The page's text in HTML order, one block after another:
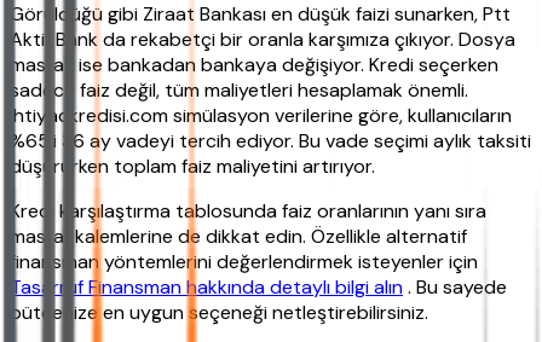
Görüldüğü gibi Ziraat Bankası en düşük faizi sunarken, Ptt
Aktif Bank da rekabetçi bir oranla karşımıza çıkıyor. Dosya
masrafı ise bankadan bankaya değişiyor. Kredi seçerken
sadece faiz değil, tüm maliyetleri hesaplamak önemli.
ihtiyackredisi.com simülasyon verilerine göre, kullanıcıların
%65'i 36 ay vadeyi tercih ediyor. Bu vade seçimi aylık taksiti
düşürürken toplam faiz maliyetini artırıyor.
Kredi karşılaştırma tablosunda faiz oranlarının yanı sıra
masraf kalemlerine de dikkat edin. Özellikle alternatif
finansman yöntemlerini değerlendirmek isteyenler için
Tasarruf Finansman hakkında detaylı bilgi alın. Bu sayede
bütçenize en uygun seçeneği netleştirebilirsiniz.